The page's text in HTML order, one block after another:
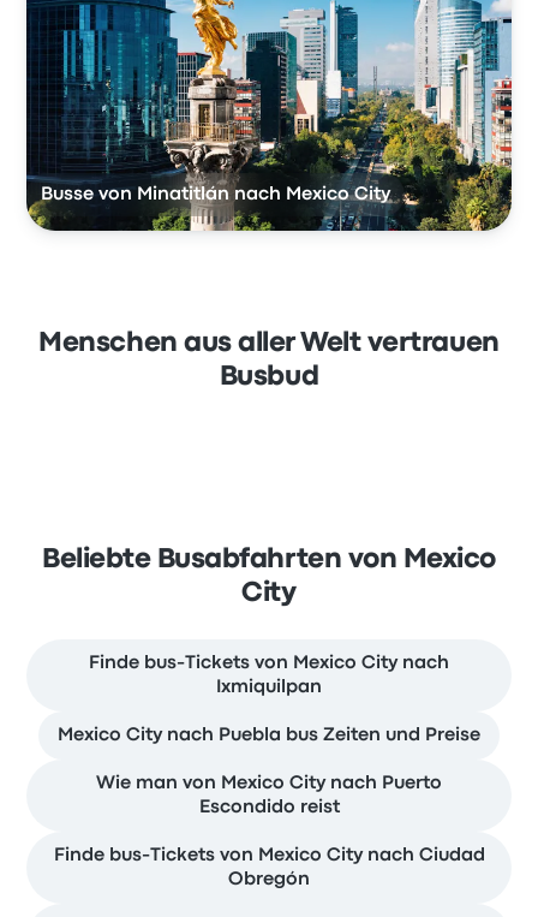
Busse von Minatitlán nach Mexico City
Menschen aus aller Welt vertrauen
Busbud
Beliebte Busabfahrten von Mexico
City
Finde bus-Tickets von Mexico City nach
Ixmiquilpan
Mexico City nach Puebla bus Zeiten und Preise
Wie man von Mexico City nach Puerto
Escondido reist
Finde bus-Tickets von Mexico City nach Ciudad
Obregón